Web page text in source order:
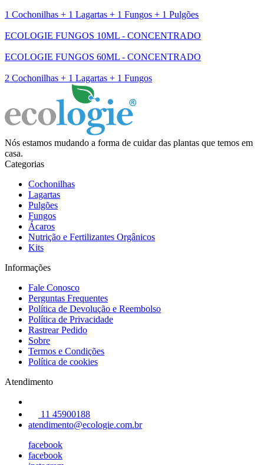
1 Cochonilhas + 1 Lagartas + 1 Fungos + 1 Pulgões
ECOLOGIE FUNGOS 10ML - CONCENTRADO
ECOLOGIE FUNGOS 60ML - CONCENTRADO
2 Cochonilhas + 1 Lagartas + 1 Fungos
Nós estamos mudando a forma de cuidar das plantas que temos em
casa.
Categorias
Cochonilhas
Lagartas
Pulgões
Fungos
Ácaros
Nutrição e Fertilizantes Orgânicos
Kits
Informações
Fale Conosco
Perguntas Frequentes
Política de Devolução e Reembolso
Política de Privacidade
Rastrear Pedido
Sobre
Termos e Condições
Política de cookies
Atendimento
11 45900188
atendimento@ecologie.com.br
facebook
facebook